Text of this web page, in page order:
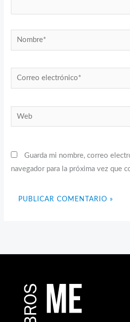
Nombre*
Correo
electrónico*
Web
Guarda mi nombre, correo
navegador para la próxima vez que